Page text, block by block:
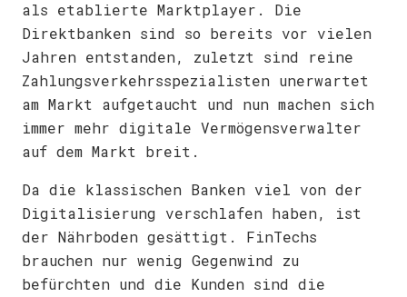
als etablierte Marktplayer. Die
Direktbanken sind so bereits vor vielen
Jahren entstanden, zuletzt sind reine
Zahlungsverkehrsspezialisten unerwartet
am Markt aufgetaucht und nun machen sich
immer mehr digitale Vermögensverwalter
auf dem Markt breit.
Da die klassischen Banken viel von der
Digitalisierung verschlafen haben, ist
der Nährboden gesättigt. FinTechs
brauchen nur wenig Gegenwind zu
befürchten und die Kunden sind die